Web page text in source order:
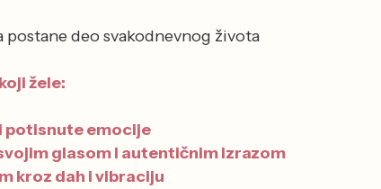
postane deo svakodnevnog života
žele:
potisnute emocije
glasom i autentičnim izrazom
kroz dah i vibraciju